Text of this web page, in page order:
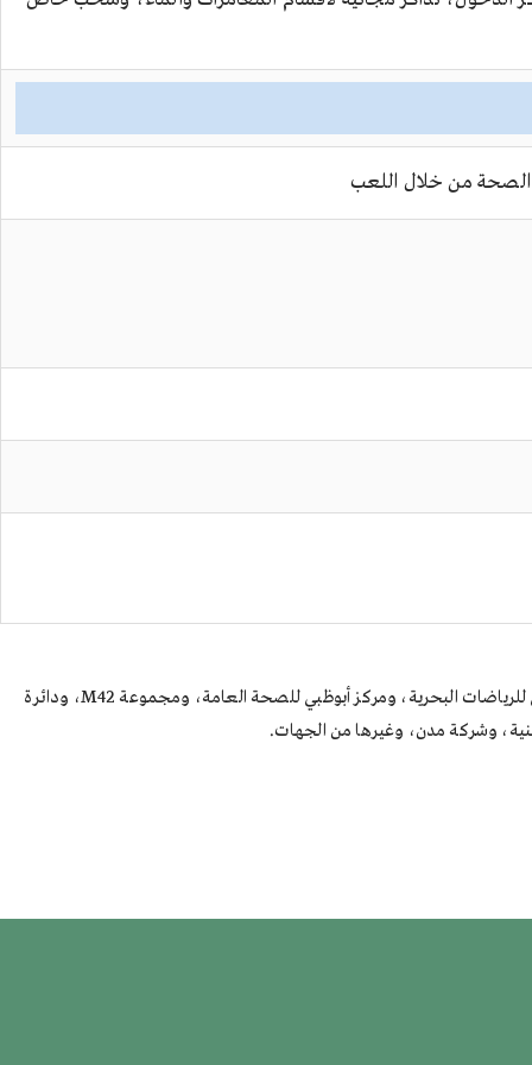
من خلال اللعب
تتعاون هيئة أبوظبي للطفولة المبكرة هذا العام مع مجموعة متنوعة من الشركاء، من بينهم دائرة البلديات والنقل، ودائرة الثقافة والسياحة، ومجلس أبوظبي للرياضات البحرية، ومركز أبوظبي للصحة العامة، ومجموعة M42، ودائرة
وشركة مدن، وغيرها من الجهات.